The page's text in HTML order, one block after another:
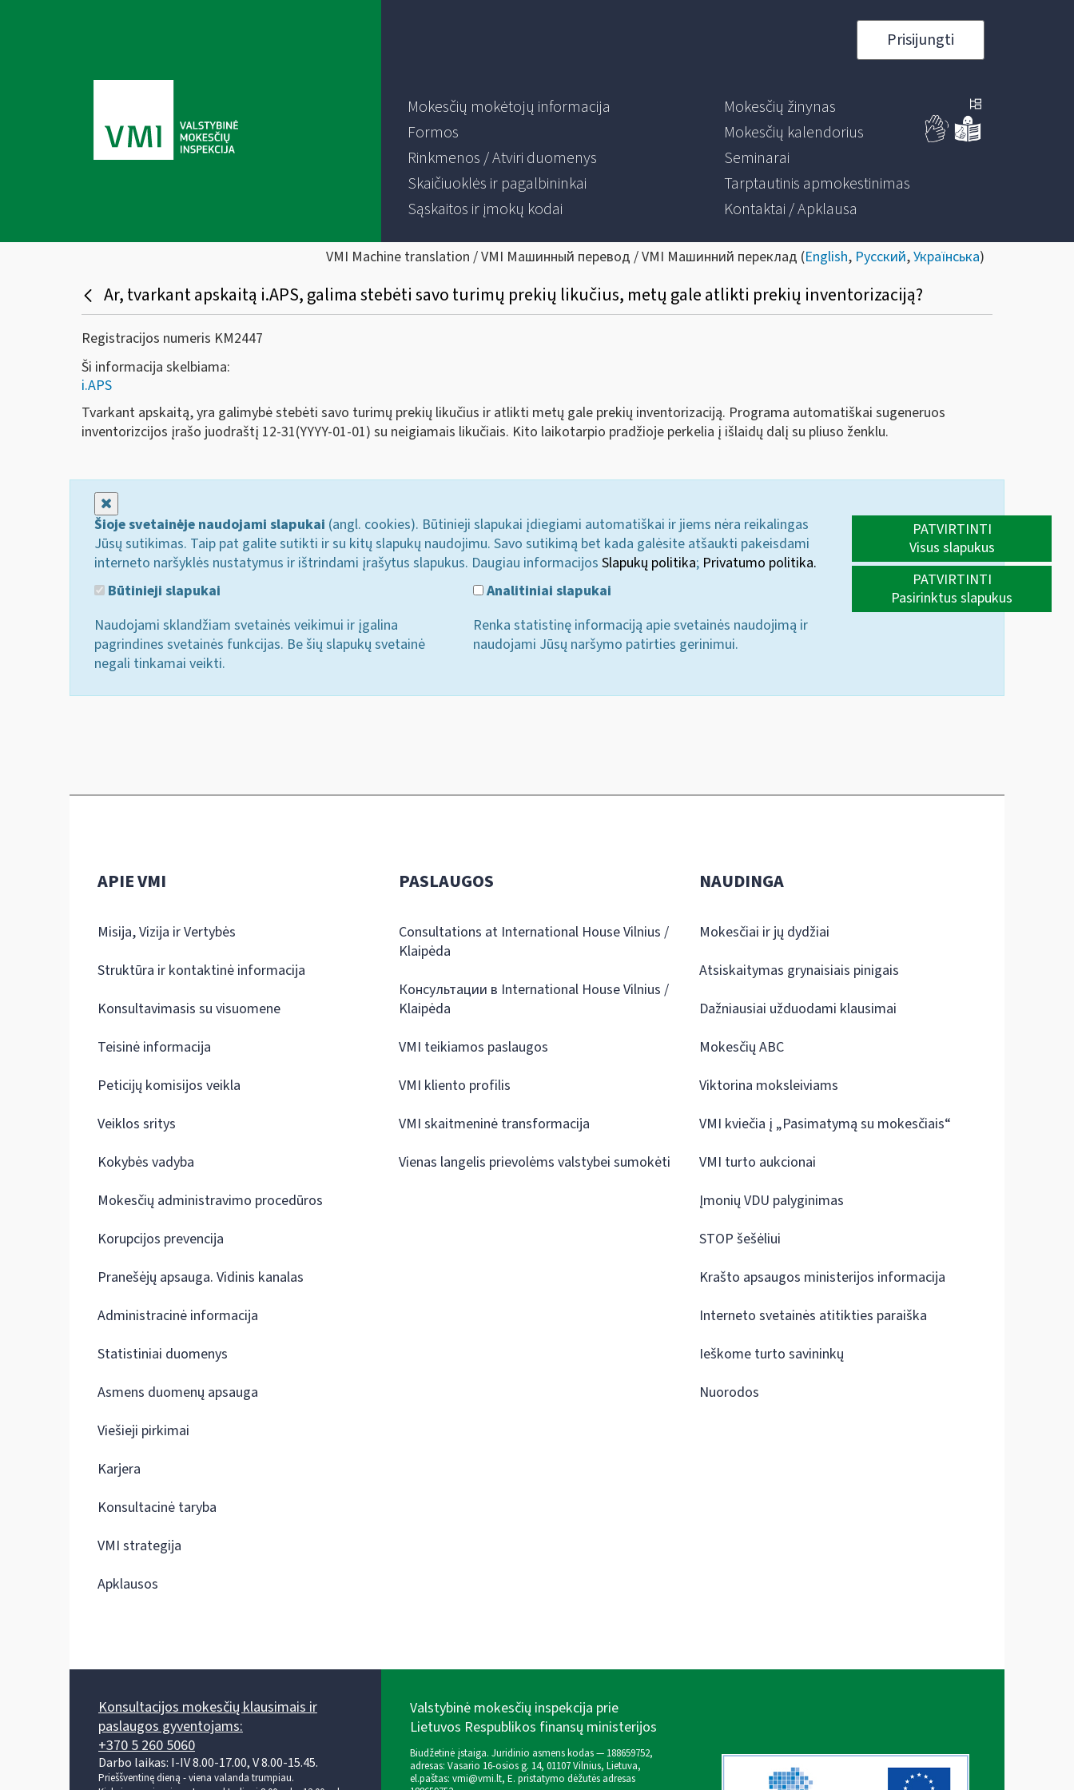
Prisijungti
Mokesčių mokėtojų informacija
Formos
Rinkmenos / Atviri duomenys
Skaičiuoklės ir pagalbininkai
Sąskaitos ir įmokų kodai
Mokesčių žinynas
Mokesčių kalendorius
Seminarai
Tarptautinis apmokestinimas
Kontaktai / Apklausa
VMI Machine translation / VMI Машинный перевод / VMI Машинний переклад (English, Русский,Українська)
Ar, tvarkant apskaitą i.APS, galima stebėti savo turimų prekių likučius, metų gale atlikti prekių inventorizaciją?
Registracijos numeris KM2447
Ši informacija skelbiama:
i.APS
Tvarkant apskaitą, yra galimybė stebėti savo turimų prekių likučius ir atlikti metų gale prekių inventorizaciją. Programa automatiškai sugeneruos
inventorizcijos įrašo juodraštį 12-31(YYYY-01-01) su neigiamais likučiais. Kito laikotarpio pradžioje perkelia į išlaidų dalį su pliuso ženklu.
Šioje svetainėje naudojami slapukai (angl. cookies). Būtinieji slapukai įdiegiami automatiškai ir jiems nėra reikalingas
Jūsų sutikimas. Taip pat galite sutikti ir su kitų slapukų naudojimu. Savo sutikimą bet kada galėsite atšaukti pakeisdami
interneto naršyklės nustatymus ir ištrindami įrašytus slapukus. Daugiau informacijos Slapukų politika; Privatumo politika.
Būtinieji slapukai
Naudojami sklandžiam svetainės veikimui ir įgalina
pagrindines svetainės funkcijas. Be šių slapukų svetainė
negali tinkamai veikti.
Analitiniai slapukai
Renka statistinę informaciją apie svetainės naudojimą ir
naudojami Jūsų naršymo patirties gerinimui.
PATVIRTINTI
Visus slapukus
PATVIRTINTI
Pasirinktus slapukus
APIE VMI
Misija, Vizija ir Vertybės
Struktūra ir kontaktinė informacija
Konsultavimasis su visuomene
Teisinė informacija
Peticijų komisijos veikla
Veiklos sritys
Kokybės vadyba
Mokesčių administravimo procedūros
Korupcijos prevencija
Pranešėjų apsauga. Vidinis kanalas
Administracinė informacija
Statistiniai duomenys
Asmens duomenų apsauga
Viešieji pirkimai
Karjera
Konsultacinė taryba
VMI strategija
Apklausos
PASLAUGOS
Consultations at International House Vilnius /
Klaipėda
Консультации в International House Vilnius /
Klaipėda
VMI teikiamos paslaugos
VMI kliento profilis
VMI skaitmeninė transformacija
Vienas langelis prievolėms valstybei sumokėti
NAUDINGA
Mokesčiai ir jų dydžiai
Atsiskaitymas grynaisiais pinigais
Dažniausiai užduodami klausimai
Mokesčių ABC
Viktorina moksleiviams
VMI kviečia į „Pasimatymą su mokesčiais“
VMI turto aukcionai
Įmonių VDU palyginimas
STOP šešėliui
Krašto apsaugos ministerijos informacija
Interneto svetainės atitikties paraiška
Ieškome turto savininkų
Nuorodos
Konsultacijos mokesčių klausimais ir
paslaugos gyventojams:
+370 5 260 5060
Darbo laikas: I-IV 8.00-17.00, V 8.00-15.45.
Prieššventinę dieną - viena valanda trumpiau.
Valstybinė mokesčių inspekcija prie
Lietuvos Respublikos finansų ministerijos
Biudžetinė įstaiga. Juridinio asmens kodas — 188659752,
adresas: Vasario 16-osios g. 14, 01107 Vilnius, Lietuva,
el.paštas: vmi@vmi.lt, E. pristatymo dėžutės adresas